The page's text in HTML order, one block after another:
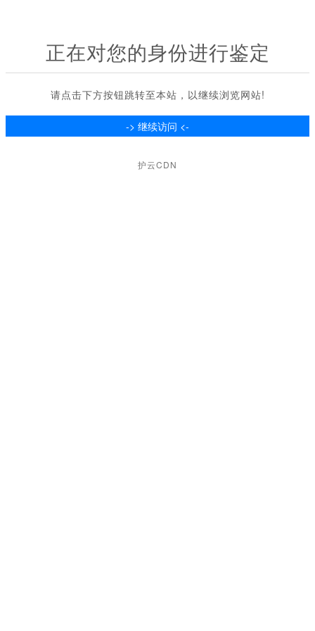
正在对您的身份进行鉴定
请点击下方按钮跳转至本站，以继续浏览网站!
护云CDN